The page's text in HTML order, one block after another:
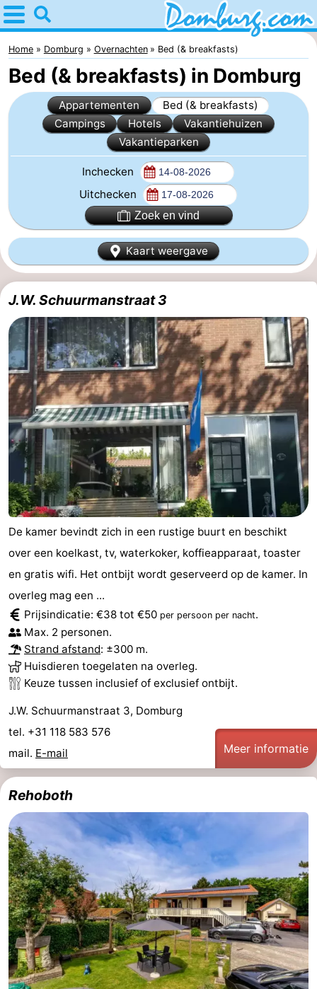
Home
Domburg
Tips
Voor
Webcam
Strand
Overnachten
Appartementen
-
Park
Loverendale
-
Résidence
Wijngaerde
Bed
(&
breakfasts)
Campings
Hotels
Vakantiehuizen
-
Buitenhof
Domburg
-
Hof
Domburg
-
Westhove
minutes
Strand
Zien
&
doen
Bezienswaardigheden
-
Musea
-
Monumenten
-
Molens
Vuurtorens
-
Uitkijkpunten
Attracties
-
Speeltuinen
-
Binnenspeeltuinen
-
Home Domburg Overnachten Bed (& breakfasts)
Bed (& breakfasts) in Domburg
Appartementen
Bed (& breakfasts)
Campings
Hotels
Vakantiehuizen
Vakantieparken
Inchecken
Uitchecken
Zoek en vind
Kaart weergave
J.W. Schuurmanstraat 3
De kamer bevindt zich in een rustige buurt en beschikt
over een koelkast, tv, waterkoker, koffieapparaat, toaster
en gratis wifi. Het ontbijt wordt geserveerd op de kamer. In
overleg mag een ...
Prijsindicatie: €38 tot €50 per persoon per nacht.
Max. 2 personen.
Strand afstand: ±300 m.
Huisdieren toegelaten na overleg.
Keuze tussen inclusief of exclusief ontbijt.
J.W. Schuurmanstraat 3, Domburg
tel. +31 118 583 576
mail. E-mail Meer informatie
Rehoboth